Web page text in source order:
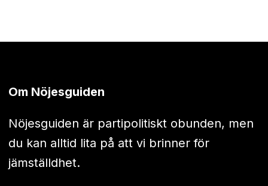
Om Nöjesguiden
Nöjesguiden är partipolitiskt obunden, men
du kan alltid lita på att vi brinner för
jämställdhet.